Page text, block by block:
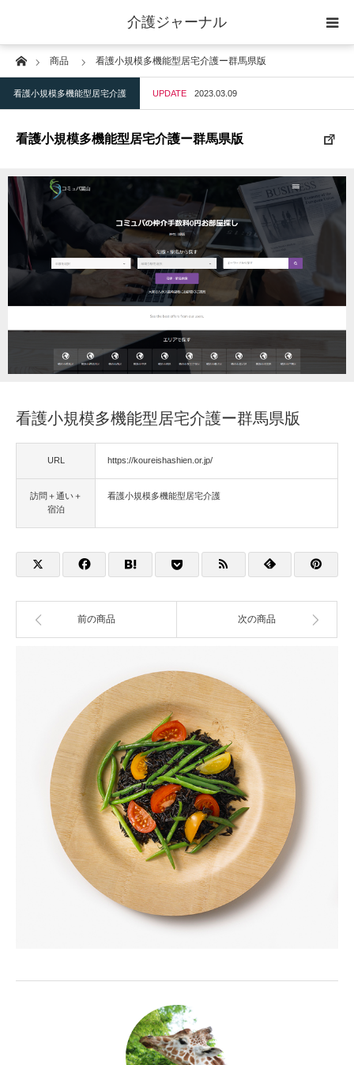
介護ジャーナル
Home商品 看護小規模多機能型居宅介護ー群馬県版
看護小規模多機能型居宅介護 UPDATE 2023.03.09
看護小規模多機能型居宅介護ー群馬県版
看護小規模多機能型居宅介護ー群馬県版
URL https://koureishashien.or.jp/
訪問＋通い＋
宿泊
看護小規模多機能型居宅介護
前の商品 次の商品
ケアプラン作成
訪問
短期入所
訪問＋通い＋宿泊
施設
地域密着型小規模施設
住宅改修